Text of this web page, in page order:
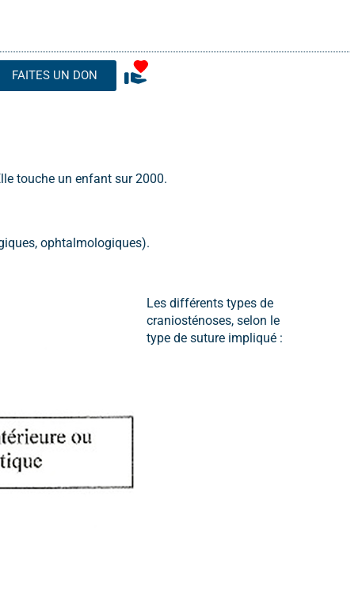
FAITES UN DON
touche un enfant sur 2000.
ophtalmologiques).
Les différents types de
craniosténoses, selon le
type de suture impliqué :